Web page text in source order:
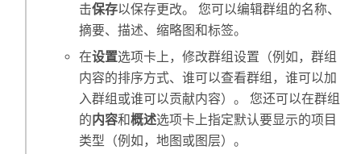
击保存以保存更改。 您可以编辑群组的名称、
摘要、描述、缩略图和标签。
在设置选项卡上，修改群组设置（例如，群组
内容的排序方式、谁可以查看群组，谁可以加
入群组或谁可以贡献内容）。 您还可以在群组
的内容和概述选项卡上指定默认要显示的项目
类型（例如，地图或图层）。